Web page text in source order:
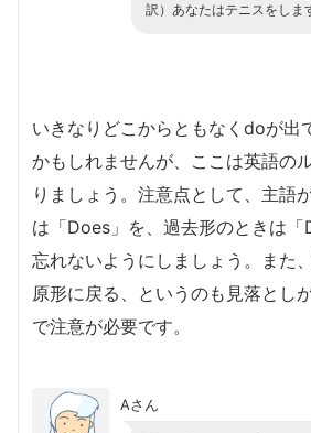
訳）あなたはテニスをしま
いきなりどこからともなくdoが出
かもしれませんが、ここは英語の
りましょう。注意点として、主語
は「Does」を、過去形のときは
忘れないようにしましょう。また
原形に戻る、というのも見落とし
で注意が必要です。
Aさん